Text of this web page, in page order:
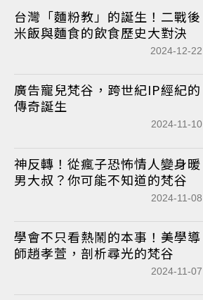
台灣「麵粉教」的誕生！二戰後
米飯與麵食的飲食歷史大對決
2024-12-22
廣告寵兒梵谷，跨世紀IP經紀的
傳奇誕生
2024-11-10
神反轉！從瘋子恐怖情人變身暖
男大叔？你可能不知道的梵谷
2024-11-08
學會不只看熱鬧的本事！美學導
師趙孝萱，剖析尋光的梵谷
2024-11-07